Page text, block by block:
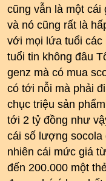
cũng vẫn là một
và nó cũng rất là
với mọi lứa tuổi các
tuổi tin không đâu
genz mà có mua
có tới nỗi mà phải
chục triệu sản
tới 2 tỷ đồng như
cái số lượng socola
nhiên cái mức giá
đến 200.000 một